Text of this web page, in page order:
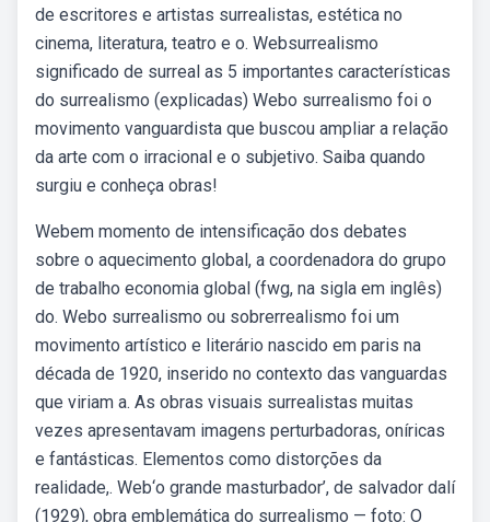
de escritores e artistas surrealistas, estética no
cinema, literatura, teatro e o. Websurrealismo
significado de surreal as 5 importantes características
do surrealismo (explicadas) Webo surrealismo foi o
movimento vanguardista que buscou ampliar a relação
da arte com o irracional e o subjetivo. Saiba quando
surgiu e conheça obras!
Webem momento de intensificação dos debates
sobre o aquecimento global, a coordenadora do grupo
de trabalho economia global (fwg, na sigla em inglês)
do. Webo surrealismo ou sobrerrealismo foi um
movimento artístico e literário nascido em paris na
década de 1920, inserido no contexto das vanguardas
que viriam a. As obras visuais surrealistas muitas
vezes apresentavam imagens perturbadoras, oníricas
e fantásticas. Elementos como distorções da
realidade,. Web‘o grande masturbador’, de salvador dalí
(1929), obra emblemática do surrealismo — foto: O